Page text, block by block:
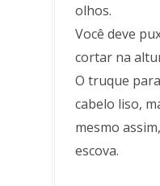
olhos.
Você deve
cortar na
O truque
cabelo liso,
mesmo
escova.